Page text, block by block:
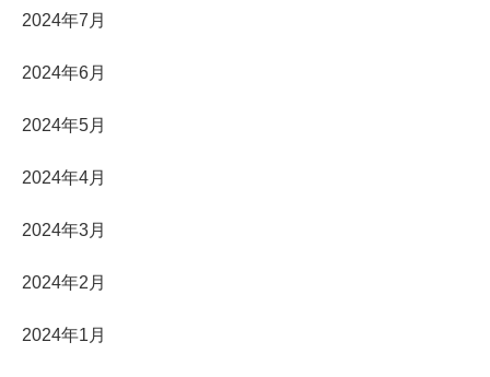
2024年7月
2024年6月
2024年5月
2024年4月
2024年3月
2024年2月
2024年1月